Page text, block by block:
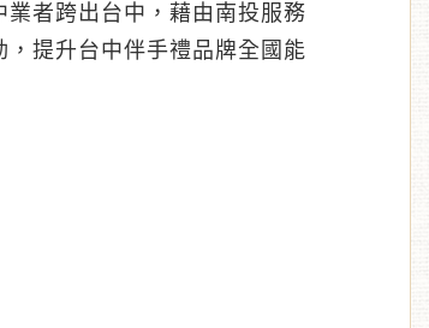
者跨出台中，藉由南投服務
提升台中伴手禮品牌全國能